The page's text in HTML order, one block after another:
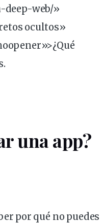
deep-web/»
ocultos»
una app?
por qué no puedes